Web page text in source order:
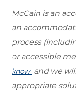
McCain is an
an
process
or accessible
know and we
appropriate